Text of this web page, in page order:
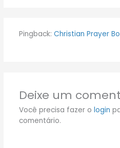
Pingback: Christian Prayer
Deixe um
Você precisa fazer o login
comentário.